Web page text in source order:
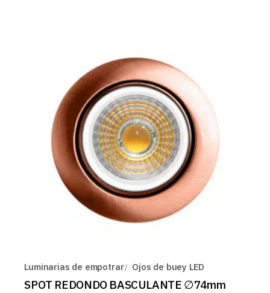
Luminarias de empotrar Ojos de buey LED
SPOT REDONDO BASCULANTE ∅74mm